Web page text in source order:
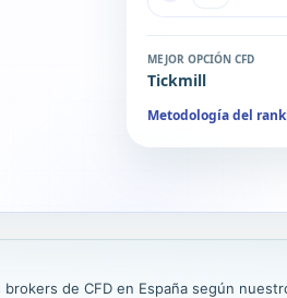
MEJOR OPCIÓN CFD
Tickmill
Metodología del
de CFD en España según